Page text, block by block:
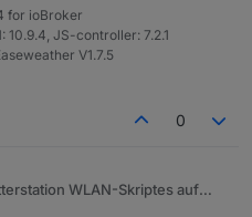
/ / / __ \/ __  / __
/_/ / /_/ / /_/ / /_/
\____/ .___/\__,_/\__,_/
/_/
[✓]
for ioBroker
10.9.4, JS-controller: 7.2.1
V1.7.5
0
WLAN-Skriptes auf